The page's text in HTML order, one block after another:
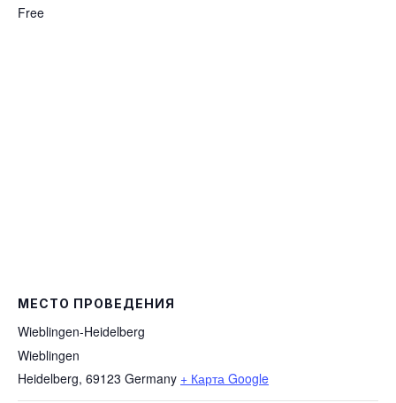
Free
МЕСТО ПРОВЕДЕНИЯ
Wieblingen-Heidelberg
Wieblingen
Heidelberg, 69123 Germany + Карта Google